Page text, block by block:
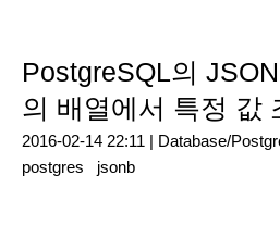
PostgreSQL의
의 배열에서 특정 값
2016-02-14 22:11 | Database/
postgres
jsonb